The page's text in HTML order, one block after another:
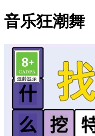
音乐狂潮舞